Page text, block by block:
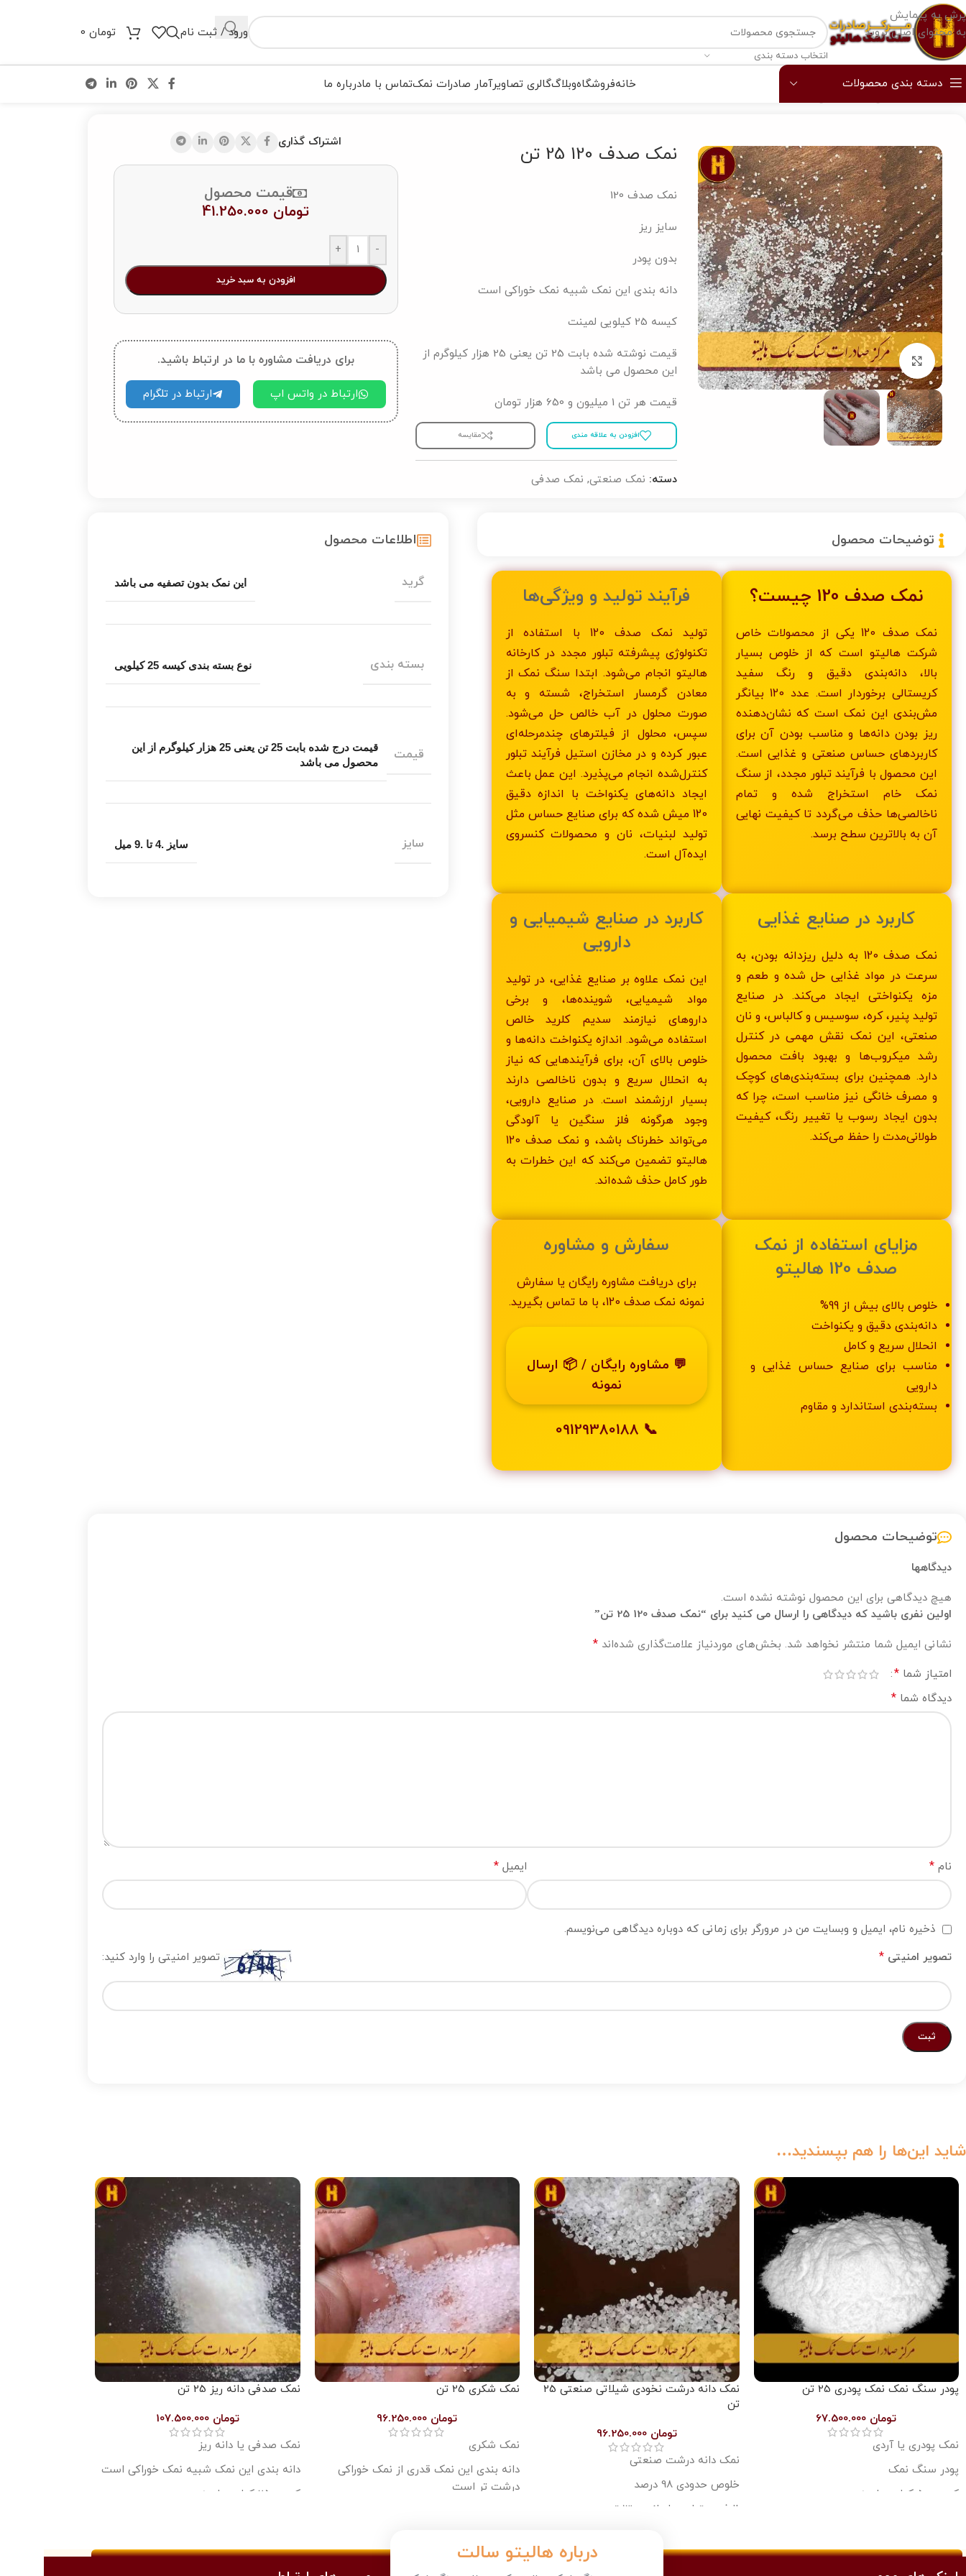
پرش به پیمایش
به محتوای اصلی بروید
انتخاب دسته بندی
ورود / ثبت نام تومان
دسته بندی محصولات خانهفروشگاهوبلاگگالری تصاویرآمار صادرات نمکتماس با مادرباره ما
بزرگنمایی تصویر
نمک صدف 120 25 تن
نمک صدف 120
سایز ریز
بدون پودر
دانه بندی این نمک شبیه نمک خوراکی است
کیسه 25 کیلویی لمینت
قیمت نوشته شده بابت 25 تن یعنی 25 هزار کیلوگرم از
این محصول می باشد
قیمت هر تن 1 میلیون و 650 هزار تومان
افزودن به علاقه مندی مقایسه
دسته: نمک صنعتی, نمک صدفی
اشتراک گذاری
قیمت محصول
تومان
-
+
افزودن به سبد خرید
برای دریافت مشاوره با ما در ارتباط باشید.
ارتباط در واتس اپ ارتباط در تلگرام
توضیحات محصول
نمک صدف 120 چیست؟
نمک صدف 120 یکی از محصولات خاص
شرکت هالیتو است که از خلوص بسیار
بالا، دانه‌بندی دقیق و رنگ سفید
کریستالی برخوردار است. عدد 120 بیانگر
مش‌بندی این نمک است که نشان‌دهنده
ریز بودن دانه‌ها و مناسب بودن آن برای
کاربردهای حساس صنعتی و غذایی است.
این محصول با فرآیند تبلور مجدد، از سنگ
نمک خام استخراج شده و تمام
ناخالصی‌ها حذف می‌گردد تا کیفیت نهایی
آن به بالاترین سطح برسد.
فرآیند تولید و ویژگی‌ها
تولید نمک صدف 120 با استفاده از
تکنولوژی پیشرفته تبلور مجدد در کارخانه
هالیتو انجام می‌شود. ابتدا سنگ نمک از
معادن گرمسار استخراج، شسته و به
صورت محلول در آب خالص حل می‌شود.
سپس، محلول از فیلترهای چندمرحله‌ای
عبور کرده و در مخازن استیل فرآیند تبلور
کنترل‌شده انجام می‌پذیرد. این عمل باعث
ایجاد دانه‌های یکنواخت با اندازه دقیق
120 میش شده که برای صنایع حساس مثل
تولید لبنیات، نان و محصولات کنسروی
ایده‌آل است.
کاربرد در صنایع غذایی
نمک صدف 120 به دلیل ریزدانه بودن، به
سرعت در مواد غذایی حل شده و طعم و
مزه یکنواختی ایجاد می‌کند. در صنایع
تولید پنیر، کره، سوسیس و کالباس، و نان
صنعتی، این نمک نقش مهمی در کنترل
رشد میکروب‌ها و بهبود بافت محصول
دارد. همچنین برای بسته‌بندی‌های کوچک
و مصرف خانگی نیز مناسب است، چرا که
بدون ایجاد رسوب یا تغییر رنگ، کیفیت
طولانی‌مدت را حفظ می‌کند.
کاربرد در صنایع شیمیایی و
دارویی
این نمک علاوه بر صنایع غذایی، در تولید
مواد شیمیایی، شوینده‌ها، و برخی
داروهای نیازمند سدیم کلرید خالص
استفاده می‌شود. اندازه یکنواخت دانه‌ها و
خلوص بالای آن، برای فرآیندهایی که نیاز
به انحلال سریع و بدون ناخالصی دارند
بسیار ارزشمند است. در صنایع دارویی،
وجود هرگونه فلز سنگین یا آلودگی
می‌تواند خطرناک باشد، و نمک صدف 120
هالیتو تضمین می‌کند که این خطرات به
طور کامل حذف شده‌اند.
مزایای استفاده از نمک
صدف 120 هالیتو
خلوص بالای بیش از 99%
دانه‌بندی دقیق و یکنواخت
انحلال سریع و کامل
مناسب برای صنایع حساس غذایی و
دارویی
بسته‌بندی استاندارد و مقاوم
سفارش و مشاوره
برای دریافت مشاوره رایگان یا سفارش
نمونه نمک صدف 120، با ما تماس بگیرید.
💬 مشاوره رایگان / 📦 ارسال
نمونه
📞 09129380188
اطلاعات محصول
گرید این نمک بدون تصفیه می باشد
بسته بندی نوع بسته بندی کیسه 25 کیلویی
قیمت
قیمت درج شده بابت 25 تن یعنی 25 هزار کیلوگرم از این
محصول می باشد
سایز سایز .4 تا .9 میل
توضیحات محصول
دیدگاهها
هیچ دیدگاهی برای این محصول نوشته نشده است.
اولین نفری باشید که دیدگاهی را ارسال می کنید برای “نمک صدف 120 25 تن”
نشانی ایمیل شما منتشر نخواهد شد. بخش‌های موردنیاز علامت‌گذاری شده‌اند *
امتیاز شما *
دیدگاه شما *
نام * ایمیل *
ذخیره نام، ایمیل و وبسایت من در مرورگر برای زمانی که دوباره دیدگاهی می‌نویسم.
تصویر امنیتی * تصویر امنیتی را وارد کنید:
شاید این‌ها را هم بپسندید…
پودر سنگ نمک نمک پودری 25 تن
تومان
نمک پودری یا آردی
پودر سنگ نمک
کیسه 50 کیلویی لمینت
هزار کیلوگرم از این محصول می باشد
نمک دانه درشت نخودی شیلاتی صنعتی 25
تن
تومان 96.250.000
نمک دانه درشت صنعتی
خلوص حدودی 98 درصد
ظرفیت تولید ماهانه 1300 تن
برای داشتن قیمت پایینتر میزان سفارش را
نمک شکری 25 تن
تومان
نمک شکری
دانه بندی این نمک قدری از نمک خوراکی
درشت تر است
برای داشتن قیمت پایینتر، میزان سفارش را
نمک صدفی دانه ریز 25 تن
تومان 107.500.000
نمک صدفی یا دانه ریز
دانه بندی این نمک شبیه نمک خوراکی است
کیسه 25 کیلویی لمینت
قیمت هر تن 4 میلیون و 300 هزار تومان
درباره هالیتو سالت